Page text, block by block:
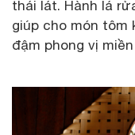
thái lát. Hành lá
giúp cho món tôm
đậm phong vị